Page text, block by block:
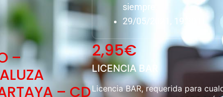
–
– CD
siempre.
29/05/2021, 19:30 H
2,95€
LICENCIA BAR
Licencia BAR, requerida para